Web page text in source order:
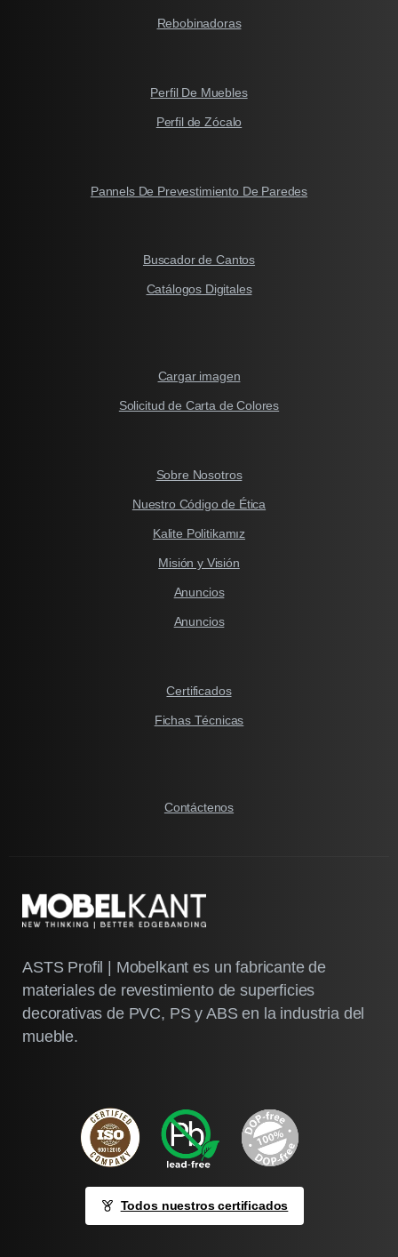
Rebobinadoras
Perfil De Muebles
Perfil de Zócalo
Pannels De Prevestimiento De Paredes
Buscador de Cantos
Catálogos Digitales
Cargar imagen
Solicitud de Carta de Colores
Sobre Nosotros
Nuestro Código de Ética
Kalite Politikamız
Misión y Visión
Anuncios
Anuncios
Certificados
Fichas Técnicas
Contáctenos
ASTS Profil | Mobelkant es un fabricante de
materiales de revestimiento de superficies
decorativas de PVC, PS y ABS en la industria del
mueble.
Todos nuestros certificados